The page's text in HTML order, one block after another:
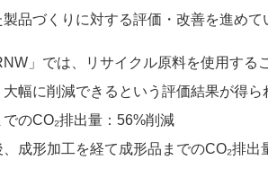
品づくりに対する評価・改善を進めて
」では、リサイクル原料を使用する
幅に削減できるという評価結果が得ら
のCO₂排出量：56%削減
、成形加工を経て成形品までのCO₂排出